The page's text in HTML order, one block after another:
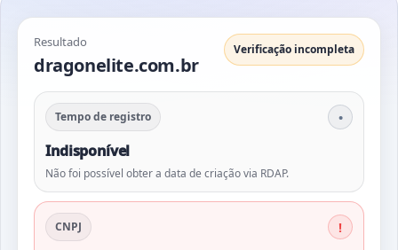
Resultado
dragonelite.com.br
Verificação incompleta
Tempo de registro
Indisponível
Não foi possível obter a data de criação via RDAP.
CNPJ